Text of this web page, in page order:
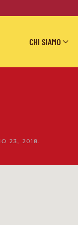
CHI SIAMO
23, 2018.